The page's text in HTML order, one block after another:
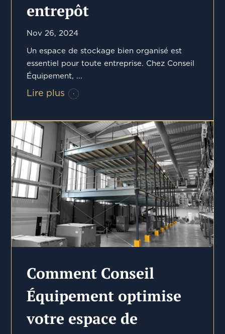
entrepôt
Nov 26, 2024
Un espace de stockage bien organisé est
essentiel pour toute entreprise. Chez Conseil
Équipement, ...
Lire plus
Comment Conseil
Équipement optimise
votre espace de